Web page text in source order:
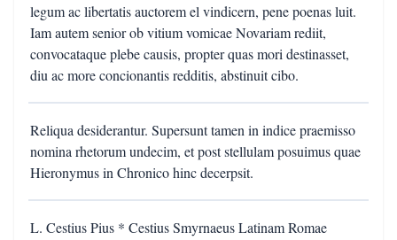
legum ac libertatis auctorem el vindicern, pene poenas luit.
Iam autem senior ob vitium vomicae Novariam rediit,
convocataque plebe causis, propter quas mori destinasset,
diu ac more concionantis redditis, abstinuit cibo.
Reliqua desiderantur. Supersunt tamen in indice praemisso
nomina rhetorum undecim, et post stellulam posuimus quae
Hieronymus in Chronico hinc decerpsit.
L. Cestius Pius * Cestius Smyrnaeus Latinam Romae